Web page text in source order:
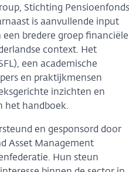
Stichting Pensioenfonds
is aanvullende input
een bredere groep financiële
context. Het
een academische
en praktijkmensen
inzichten en
het handboek.
en gesponsord door
Asset Management
Hun steun